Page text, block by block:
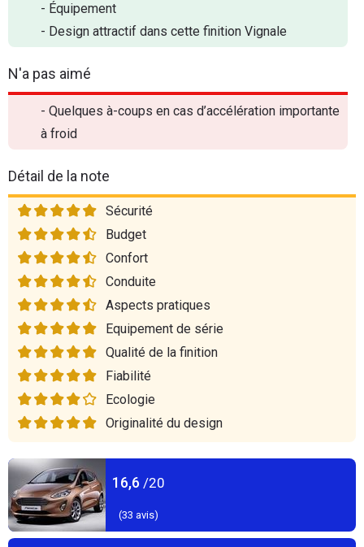
- Équipement
- Design attractif dans cette finition Vignale
N'a pas aimé
- Quelques à-coups en cas d’accélération importante
à froid
Détail de la note
Sécurité
Budget
Confort
Conduite
Aspects pratiques
Equipement de série
Qualité de la finition
Fiabilité
Ecologie
Originalité du design
16,6 /20
(33 avis)